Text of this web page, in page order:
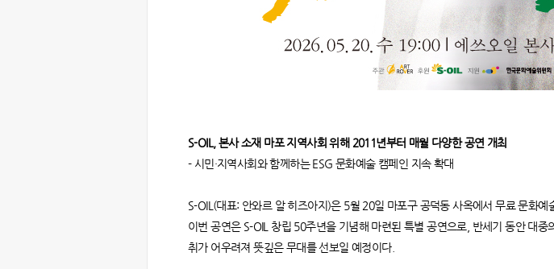
S-OIL, 본사 소재 마포 지역사회 위해 2011년부터 매월 다양한 공연 개최
- 시민·지역사회와 함께하는 ESG 문화예술 캠페인 지속 확대
S-OIL(대표: 안와르 알 히즈아지)은 5월 20일 마포구 공덕동 사옥에서 무료 문화예
이번 공연은 S-OIL 창립 50주년을 기념해 마련된 특별 공연으로, 반세기 동안 대
취가 어우려져 뜻깊은 무대를 선보일 예정이다.